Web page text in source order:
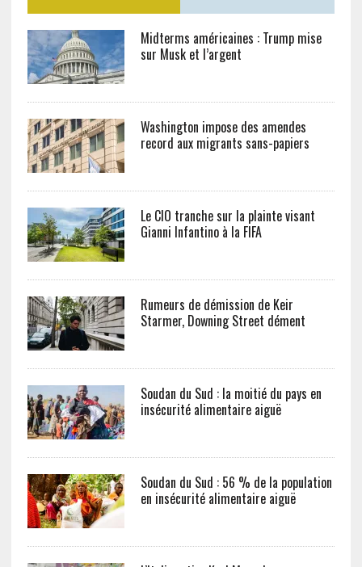
Midterms américaines : Trump mise
sur Musk et l’argent
Washington impose des amendes
record aux migrants sans-papiers
Le CIO tranche sur la plainte visant
Gianni Infantino à la FIFA
Rumeurs de démission de Keir
Starmer, Downing Street dément
Soudan du Sud : la moitié du pays en
insécurité alimentaire aiguë
Soudan du Sud : 56 % de la population
en insécurité alimentaire aiguë